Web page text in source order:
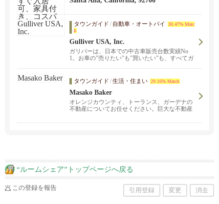
タウンガイド / 自動車・オートバイ
30.47% Matc
h
Gulliver USA, Inc.
ガリバーは、日本での中古車販売台数実績No
1。お車の”売りたい”も”買いたい”も、すべてガ
車に関するコンサルティングサービスもご提供
しております。
タウンガイド /生活・住まい 29.16% Match
Masako Baker
オレンジカウンティ、トーランス、ガーデナの
不動産についてお任せください。巨大な不動産
いますので、 気軽にご連絡ください。
“ルームシェア”トップページへ戻る
この登録を報告 引用登録 変更 消去